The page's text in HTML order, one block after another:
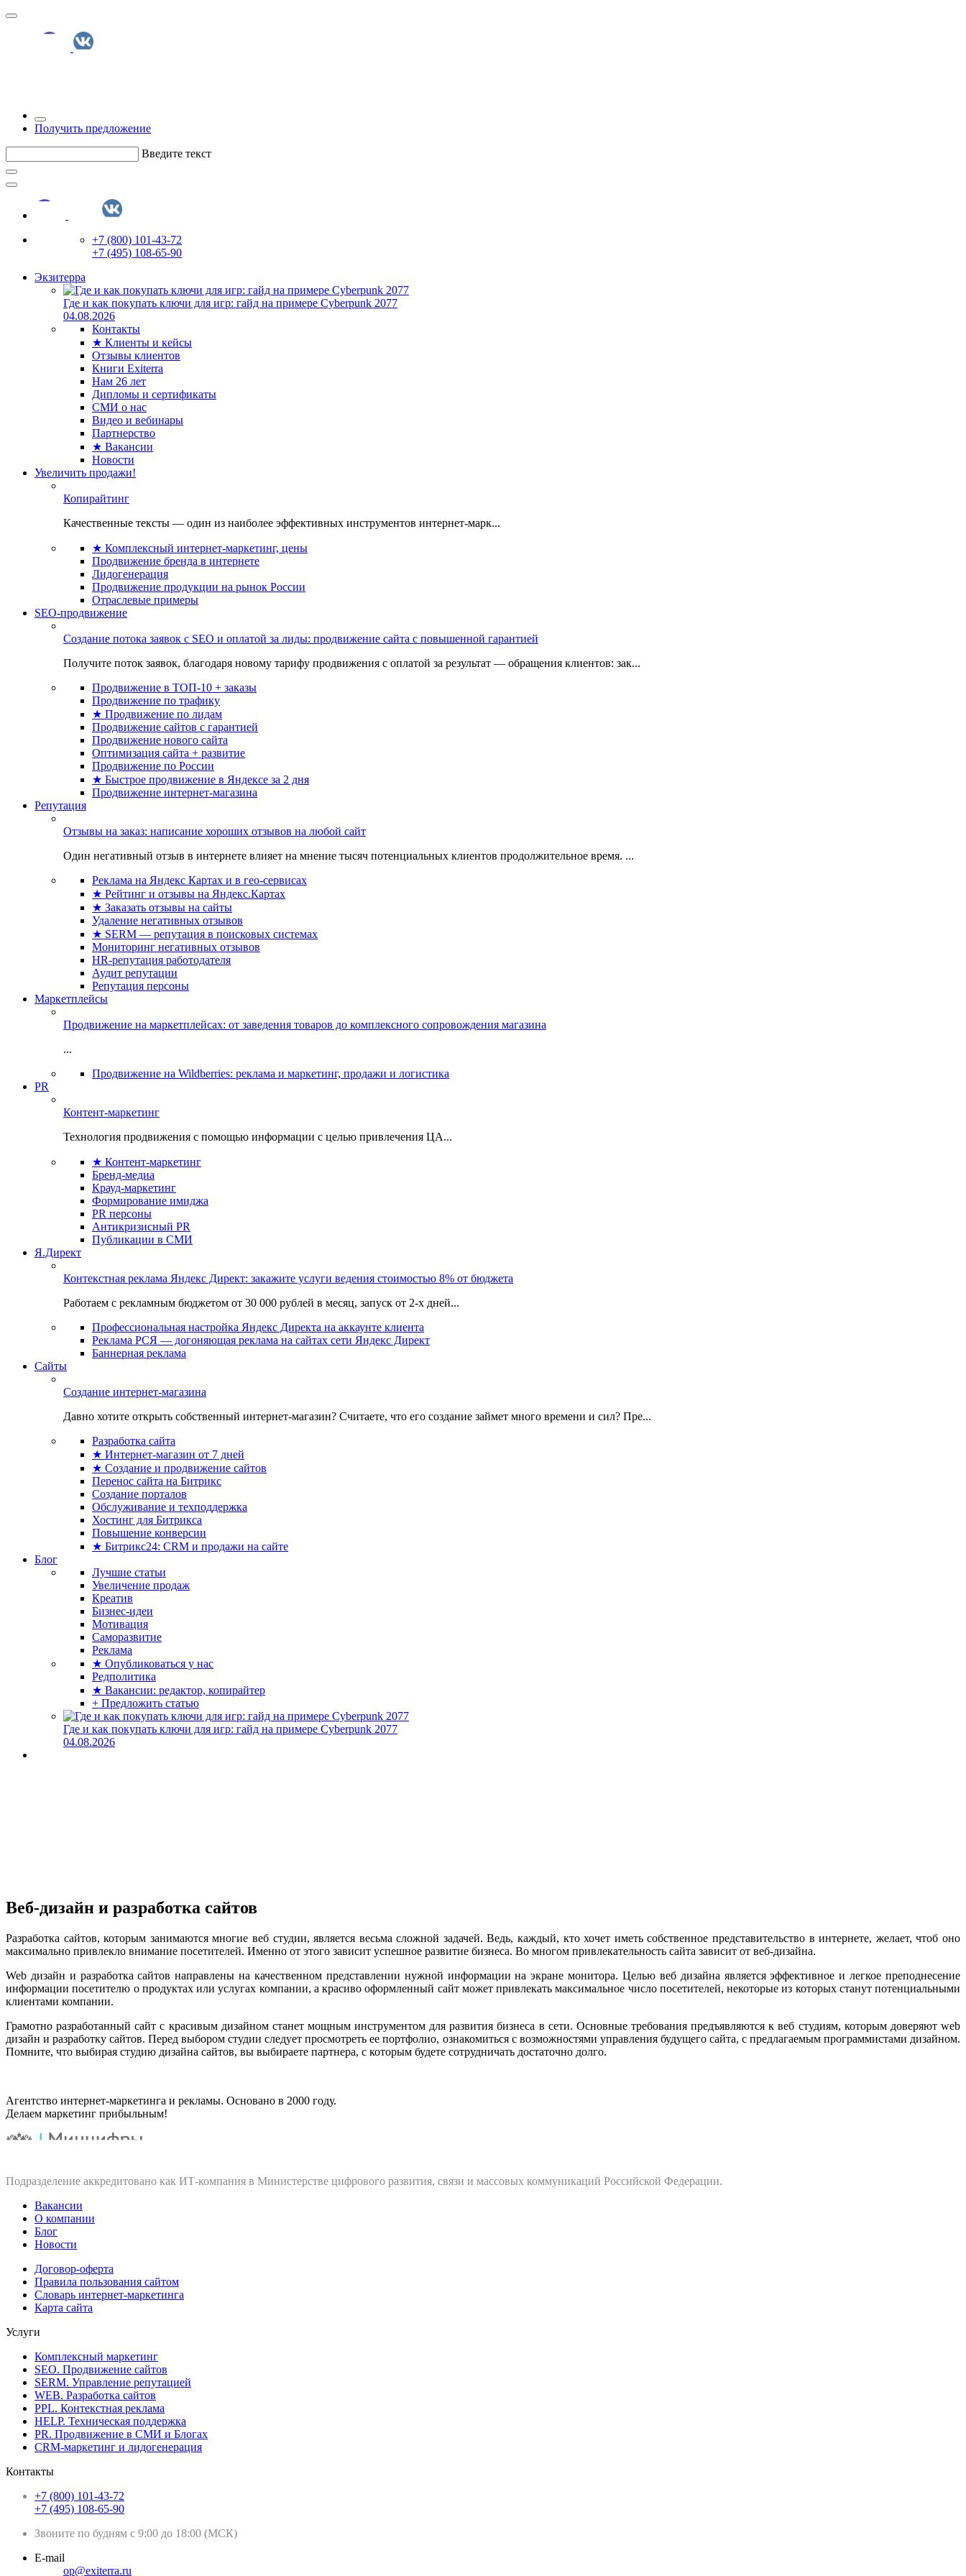
Получить предложение
Введите текст
+7 (800) 101-43-72
+7 (495) 108-65-90
Экзитерра
Где и как покупать ключи для игр: гайд на примере Cyberpunk 2077
04.08.2026
Контакты
★ Клиенты и кейсы
Отзывы клиентов
Книги Exiterra
Нам 26 лет
Дипломы и сертификаты
СМИ о нас
Видео и вебинары
Партнерство
★ Вакансии
Новости
Увеличить продажи!
Копирайтинг
Качественные тексты — один из наиболее эффективных инструментов интернет-марк...
★ Комплексный интернет-маркетинг, цены
Продвижение бренда в интернете
Лидогенерация
Продвижение продукции на рынок России
Отраслевые примеры
SEO-продвижение
Создание потока заявок с SEO и оплатой за лиды: продвижение сайта с повышенной гарантией
Получите поток заявок, благодаря новому тарифу продвижения с оплатой за результат — обращения клиентов: зак...
Продвижение в ТОП-10 + заказы
Продвижение по трафику
★ Продвижение по лидам
Продвижение сайтов с гарантией
Продвижение нового сайта
Оптимизация сайта + развитие
Продвижение по России
★ Быстрое продвижение в Яндексе за 2 дня
Продвижение интернет-магазина
Репутация
Отзывы на заказ: написание хороших отзывов на любой сайт
Один негативный отзыв в интернете влияет на мнение тысяч потенциальных клиентов продолжительное время. ...
Реклама на Яндекс Картах и в гео-сервисах
★ Рейтинг и отзывы на Яндекс.Картах
★ Заказать отзывы на сайты
Удаление негативных отзывов
★ SERM — репутация в поисковых системах
Мониторинг негативных отзывов
HR-репутация работодателя
Аудит репутации
Репутация персоны
Маркетплейсы
Продвижение на маркетплейсах: от заведения товаров до комплексного сопровождения магазина
...
Продвижение на Wildberries: реклама и маркетинг, продажи и логистика
PR
Контент-маркетинг
Технология продвижения с помощью информации с целью привлечения ЦА...
★ Контент-маркетинг
Бренд-медиа
Крауд-маркетинг
Формирование имиджа
PR персоны
Антикризисный PR
Публикации в СМИ
Я.Директ
Контекстная реклама Яндекс Директ: закажите услуги ведения стоимостью 8% от бюджета
Работаем с рекламным бюджетом от 30 000 рублей в месяц, запуск от 2-х дней...
Профессиональная настройка Яндекс Директа на аккаунте клиента
Реклама РСЯ — догоняющая реклама на сайтах сети Яндекс Директ
Баннерная реклама
Сайты
Создание интернет-магазина
Давно хотите открыть собственный интернет-магазин? Считаете, что его создание займет много времени и сил? Пре...
Разработка сайта
★ Интернет-магазин от 7 дней
★ Создание и продвижение сайтов
Перенос сайта на Битрикс
Создание порталов
Обслуживание и техподдержка
Хостинг для Битрикса
Повышение конверсии
★ Битрикс24: CRM и продажи на сайте
Блог
Лучшие статьи
Увеличение продаж
Креатив
Бизнес-идеи
Мотивация
Саморазвитие
Реклама
★ Опубликоваться у нас
Редполитика
★ Вакансии: редактор, копирайтер
+ Предложить статью
Где и как покупать ключи для игр: гайд на примере Cyberpunk 2077
04.08.2026
Веб-дизайн и разработка сайтов
Разработка сайтов, которым занимаются многие веб студии, является весьма сложной задачей. Ведь, каждый, кто хочет иметь собственное представительство в интернете, желает, чтоб оно
максимально привлекло внимание посетителей. Именно от этого зависит успешное развитие бизнеса. Во многом привлекательность сайта зависит от веб-дизайна.
Web дизайн и разработка сайтов направлены на качественном представлении нужной информации на экране монитора. Целью веб дизайна является эффективное и легкое преподнесение
информации посетителю о продуктах или услугах компании, а красиво оформленный сайт может привлекать максимальное число посетителей, некоторые из которых станут потенциальными
клиентами компании.
Грамотно разработанный сайт с красивым дизайном станет мощным инструментом для развития бизнеса в сети. Основные требования предъявляются к веб студиям, которым доверяют web
дизайн и разработку сайтов. Перед выбором студии следует просмотреть ее портфолио, ознакомиться с возможностями управления будущего сайта, с предлагаемым программистами дизайном.
Помните, что выбирая студию дизайна сайтов, вы выбираете партнера, с которым будете сотрудничать достаточно долго.
Агентство интернет-маркетинга и рекламы. Основано в 2000 году.
Делаем маркетинг прибыльным!
Подразделение аккредитовано как ИТ‑компания в Министерстве цифрового развития, связи и массовых коммуникаций Российской Федерации.
Вакансии
О компании
Блог
Новости
Договор-оферта
Правила пользования сайтом
Словарь интернет-маркетинга
Карта сайта
Услуги
Комплексный маркетинг
SEO. Продвижение сайтов
SERM. Управление репутацией
WEB. Разработка сайтов
PPL. Контекстная реклама
HELP. Техническая поддержка
PR. Продвижение в СМИ и Блогах
CRM-маркетинг и лидогенерация
Контакты
+7 (800) 101-43-72
+7 (495) 108-65-90
Звоните по будням с 9:00 до 18:00 (МСК)
E-mail
op@exiterra.ru